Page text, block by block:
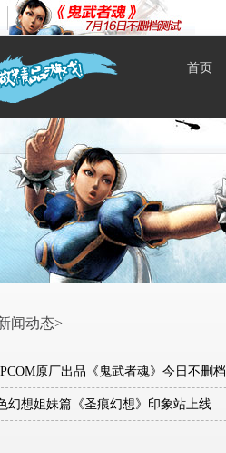
首页
闻动态>
原厂出品《鬼武者魂》今日不删档
幻想姐妹篇《圣痕幻想》印象站上线